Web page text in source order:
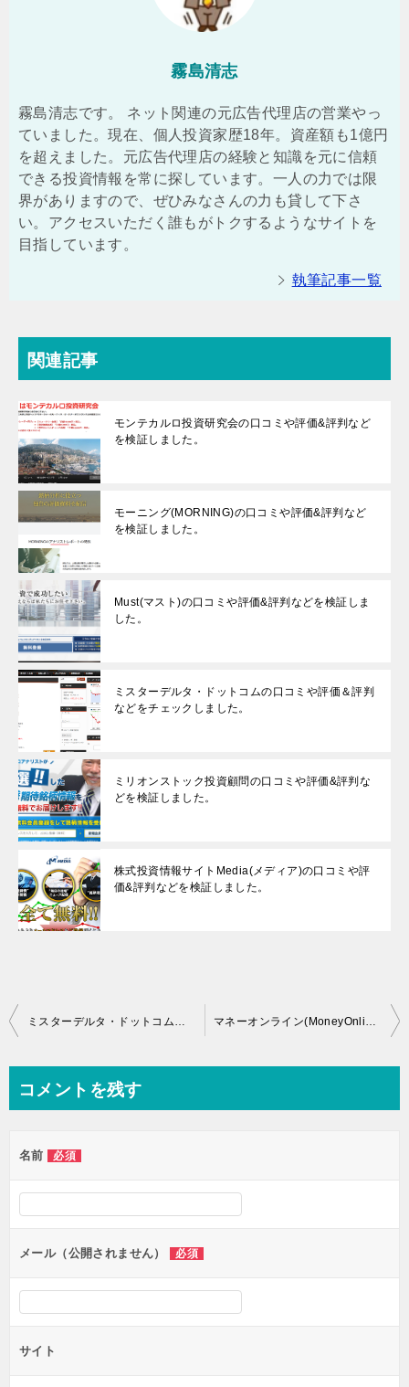
霧島清志
霧島清志です。 ネット関連の元広告代理店の営業やっ
ていました。現在、個人投資家歴18年。資産額も1億円
を超えました。元広告代理店の経験と知識を元に信頼
できる投資情報を常に探しています。一人の力では限
界がありますので、ぜひみなさんの力も貸して下さ
い。アクセスいただく誰もがトクするようなサイトを
目指しています。
執筆記事一覧
関連記事
モンテカルロ投資研究会の口コミや評価&評判など
を検証しました。
モーニング(MORNING)の口コミや評価&評判など
を検証しました。
Must(マスト)の口コミや評価&評判などを検証しま
した。
ミスターデルタ・ドットコムの口コミや評価＆評判
などをチェックしました。
ミリオンストック投資顧問の口コミや評価&評判な
どを検証しました。
株式投資情報サイトMedia(メディア)の口コミや評
価&評判などを検証しました。
投
ビ
ー
シ
ョ
ン
ミスターデルタ・ドットコムの口コミや評価＆評判などをチェックしました。 マネーオンライン(MoneyOnline)の口コミや評価&評判などを検証しました。
コメントを残す
名前 必須
メール（公開されません） 必須
サイト